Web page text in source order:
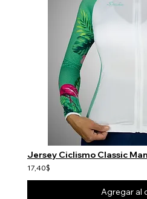
Jersey Ciclismo Classic
17,40$
Agregar al